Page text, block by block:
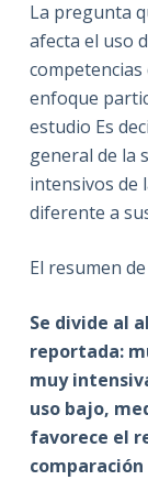
La pregunta
afecta el uso
competencias
enfoque
estudio Es
general de la
intensivos de
diferente a
El resumen
Se divide al
reportada:
muy
uso bajo,
favorece el
comparación